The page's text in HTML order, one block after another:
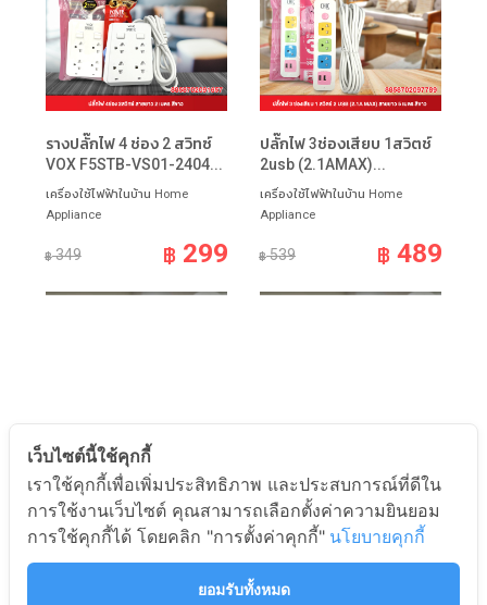
รางปลั๊กไฟ 4 ช่อง 2 สวิทซ์
VOX F5STB-VS01-2404...
เครื่องใช้ไฟฟ้าในบ้าน Home
Appliance
฿349 ฿ 299
ปลั๊กไฟ 3ช่องเสียบ 1สวิตช์
2usb (2.1AMAX)...
เครื่องใช้ไฟฟ้าในบ้าน Home
Appliance
฿539 ฿ 489
ปลั๊กไฟ 3ช่องเสียบ 1สวิตช์
2usb (2.1AMAX) สาย
ยาว3เมตร สีขาว อมร
ออนไลน์ Amornonline
ปลั๊กไฟมาตรฐาน
มอก.100% 3ช่องเสียบ
1สวิตซ์ สายไฟยาว5เมตร สี
ขาว อมรออนไลน์
Amornonline
เว็บไซต์นี้ใช้คุกกี้
เราใช้คุกกี้เพื่อเพิ่มประสิทธิภาพ และประสบการณ์ที่ดีใน
การใช้งานเว็บไซต์ คุณสามารถเลือกตั้งค่าความยินยอม
การใช้คุกกี้ได้ โดยคลิก "การตั้งค่าคุกกี้" นโยบายคุกกี้
ยอมรับทั้งหมด